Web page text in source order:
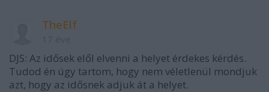
TheElf
DJS: Az idősek elől elvenni a helyet érdekes kérdés.
Tudod én úgy tartom, hogy nem véletlenül mondjuk
azt, hogy az idősnek adjuk át a helyet.